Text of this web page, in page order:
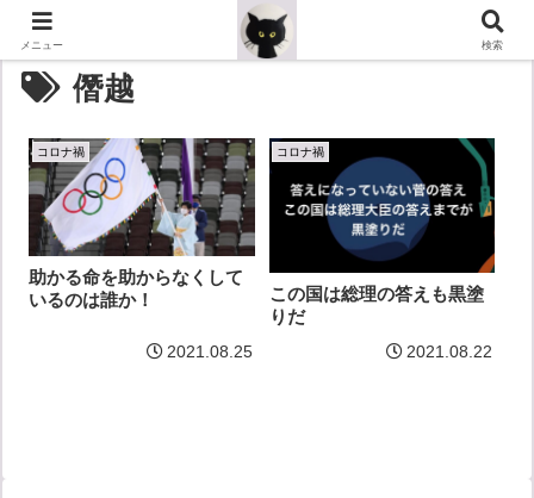
僭越
コロナ禍
助かる命を助からなくして
いるのは誰か！
2021.08.25
コロナ禍
この国は総理の答えも黒塗
りだ
2021.08.22
メニュー 検索